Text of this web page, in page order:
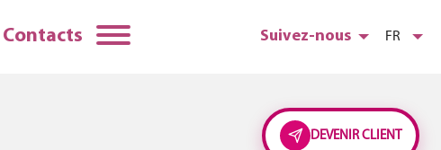
Suivez-nous FR
Contacts
DEVENIR CLIENT